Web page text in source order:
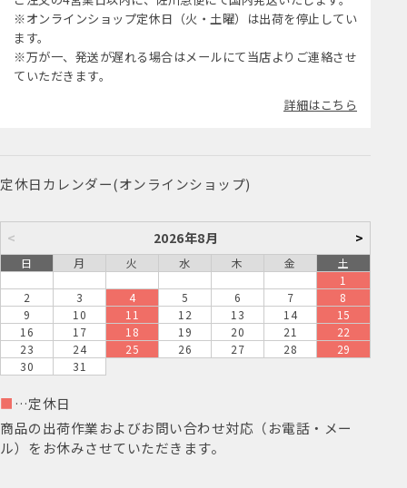
※オンラインショップ定休日（火・土曜）は出荷を停止してい
ます。
※万が一、発送が遅れる場合はメールにて当店よりご連絡させ
ていただきます。
詳細はこちら
定休日カレンダー(オンラインショップ)
< 2026年8月 >
日 月 火 水 木 金
土
1
2
3 4 5 6 7
8
9
10 11 12 13 14
15
16
17 18 19 20 21
22
23
24 25 26 27 28
29
30
31
■ …定休日
商品の出荷作業およびお問い合わせ対応（お電話・メー
ル）をお休みさせていただきます。